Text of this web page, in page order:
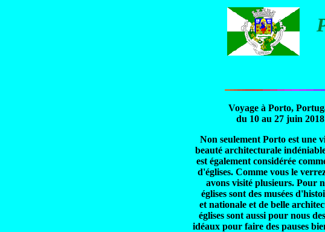
Voyage à Porto,
du 10 au 27 juin 2018
Non seulement Porto est une
beauté architecturale
est également considérée
d'églises. Comme vous le
avons visité plusieurs. Pour
églises sont des musées
et nationale et de belle
églises sont aussi pour nous
idéaux pour faire des pauses